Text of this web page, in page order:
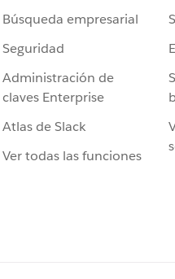
Búsqueda empresarial
Seguridad
Administración de
claves Enterprise
Atlas de Slack
Ver todas las funciones